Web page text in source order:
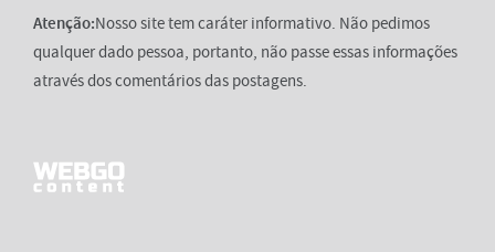
Atenção:Nosso site tem caráter informativo. Não pedimos
qualquer dado pessoa, portanto, não passe essas informações
através dos comentários das postagens.